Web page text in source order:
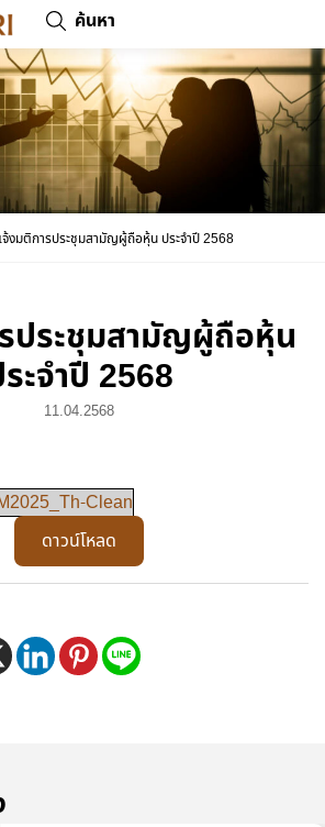
ค้นหา
งมติการประชุมสามัญผู้ถือหุ้น ประจำปี 2568
ประชุมสามัญผู้ถือหุ้น
ะจำปี 2568
11.04.2568
Clean
ดาวน์โหลด